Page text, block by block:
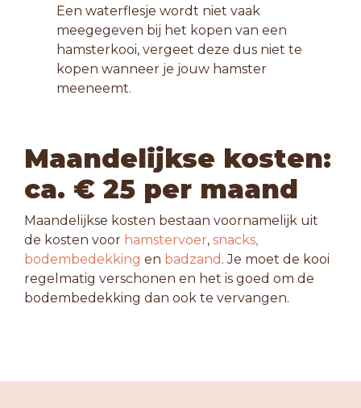
Een waterflesje wordt niet vaak
meegegeven bij het kopen van een
hamsterkooi, vergeet deze dus niet te
kopen wanneer je jouw hamster
meeneemt.
Maandelijkse kosten:
ca. € 25 per maand
Maandelijkse kosten bestaan voornamelijk uit
de kosten voor hamstervoer, snacks,
bodembedekking en badzand . Je moet de kooi
regelmatig verschonen en het is goed om de
bodembedekking dan ook te vervangen.